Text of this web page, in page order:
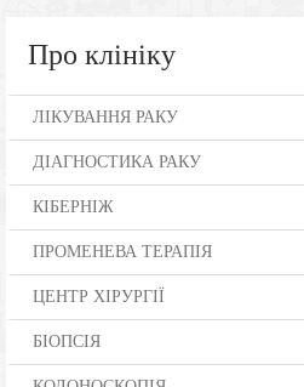
Про клініку
ЛІКУВАННЯ РАКУ
ДІАГНОСТИКА РАКУ
КІБЕРНІЖ
ПРОМЕНЕВА ТЕРАПІЯ
ЦЕНТР ХІРУРГІЇ
БІОПСІЯ